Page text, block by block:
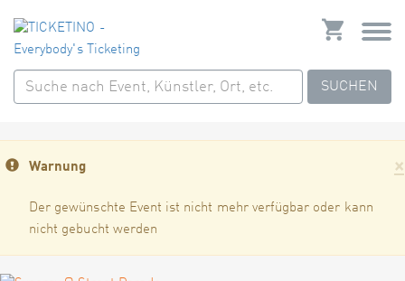
SUCHEN
×
Warnung
Der gewünschte Event ist nicht mehr verfügbar oder kann
nicht gebucht werden